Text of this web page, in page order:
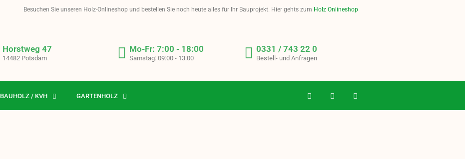
Besuchen Sie unseren Holz-Onlineshop und bestellen Sie noch heute alles für Ihr Bauprojekt. Hier gehts zum Holz Onlineshop
Horstweg 47
14482 Potsdam
Mo-Fr: 7:00 - 18:00
Samstag: 09:00 - 13:00
0331 / 743 22 0
Bestell- und Anfragen
BAUHOLZ / KVH GARTENHOLZ